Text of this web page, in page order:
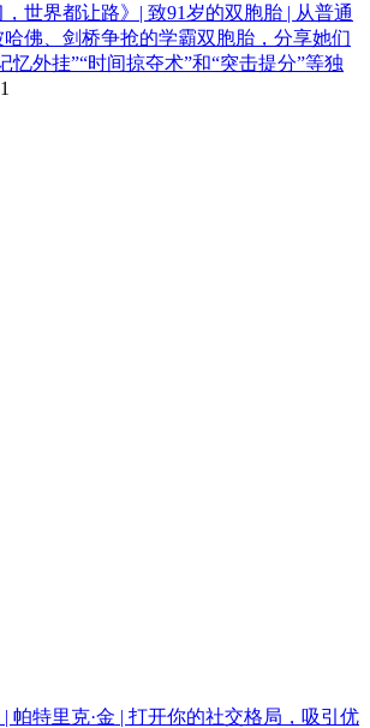
，世界都让路》| 致91岁的双胞胎 | 从普通
佛、剑桥争抢的学霸双胞胎，分享她们
忆外挂”“时间掠夺术”和“突击提分”等独
1
| 帕特里克·金 | 打开你的社交格局，吸引优